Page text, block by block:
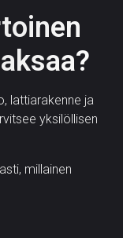
lattiarakenne ja
yksilöllisen
millainen